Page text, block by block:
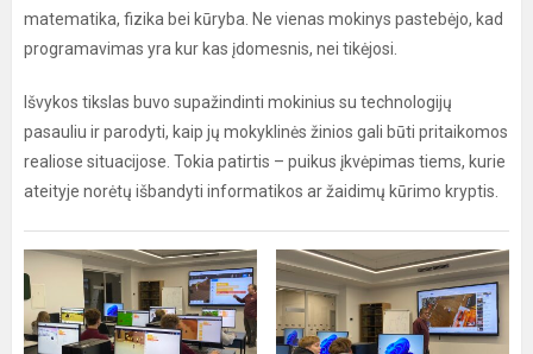
matematika, fizika bei kūryba. Ne vienas mokinys pastebėjo, kad
programavimas yra kur kas įdomesnis, nei tikėjosi.
Išvykos tikslas buvo supažindinti mokinius su technologijų
pasauliu ir parodyti, kaip jų mokyklinės žinios gali būti pritaikomos
realiose situacijose. Tokia patirtis – puikus įkvėpimas tiems, kurie
ateityje norėtų išbandyti informatikos ar žaidimų kūrimo kryptis.